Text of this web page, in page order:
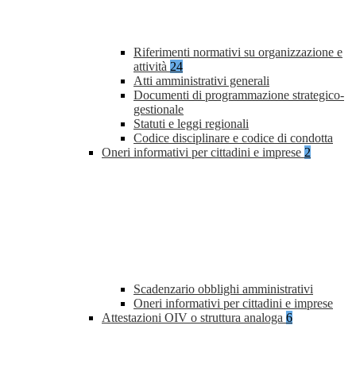
Riferimenti normativi su organizzazione e
attività 24
Atti amministrativi generali
Documenti di programmazione strategico-
gestionale
Statuti e leggi regionali
Codice disciplinare e codice di condotta
Oneri informativi per cittadini e imprese 2
Scadenzario obblighi amministrativi
Oneri informativi per cittadini e imprese
Attestazioni OIV o struttura analoga 6